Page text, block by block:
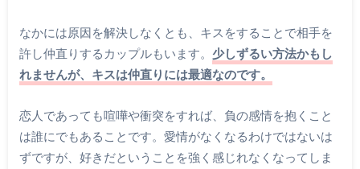
なかには原因を解決しなくとも、キスをすることで相手を
許し仲直りするカップルもいます。 少しずるい方法かもし
れませんが、キスは仲直りには最適なのです。
恋人であっても喧嘩や衝突をすれば、負の感情を抱くこと
は誰にでもあることです。愛情がなくなるわけではないは
ずですが、好きだということを強く感じれなくなってしま